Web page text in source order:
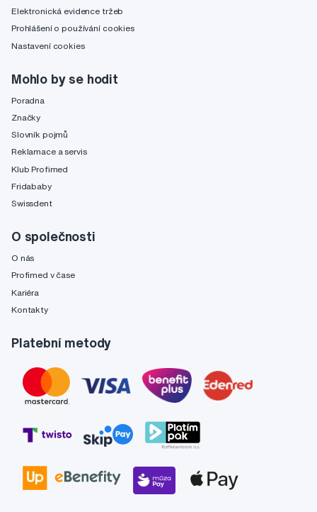
Elektronická evidence tržeb
Prohlášení o používání cookies
Nastavení cookies
Mohlo by se hodit
Poradna
Značky
Slovník pojmů
Reklamace a servis
Klub Profimed
Fridababy
Swissdent
O společnosti
O nás
Profimed v čase
Kariéra
Kontakty
Platební metody